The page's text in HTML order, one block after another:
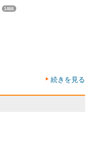
1466
続きを見る